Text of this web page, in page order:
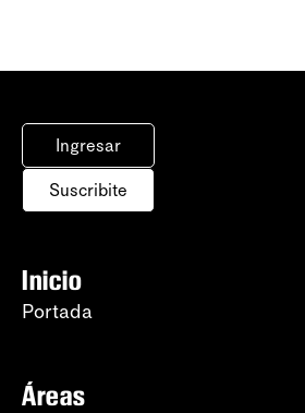
Ingresar
Suscribite
Inicio
Portada
Áreas